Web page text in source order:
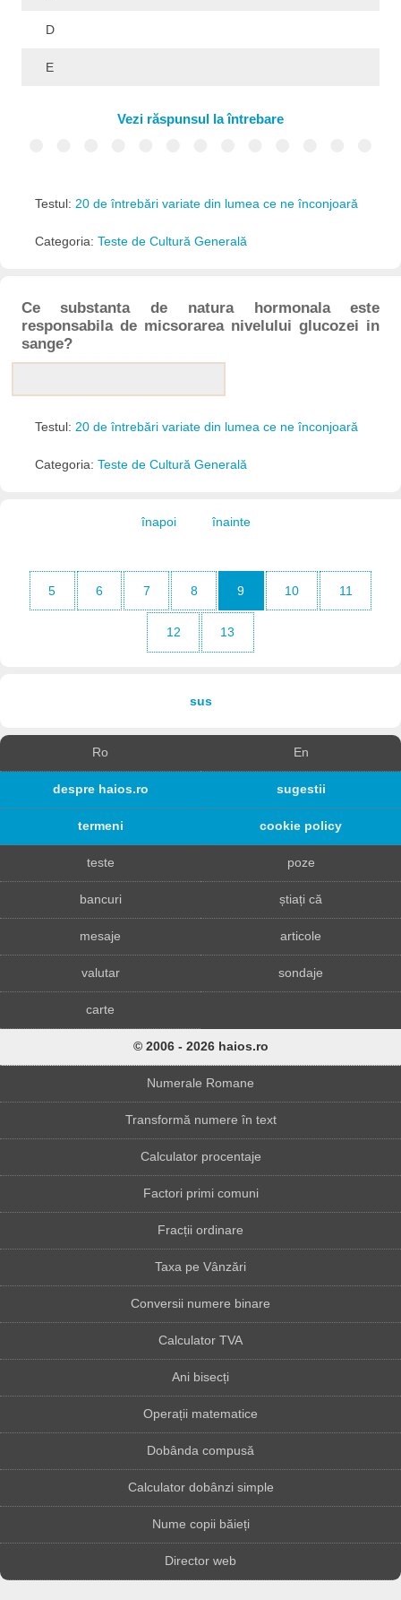
D
E
Vezi răspunsul la întrebare
Testul: 20 de întrebări variate din lumea ce ne înconjoară
Categoria: Teste de Cultură Generală
Ce substanta de natura hormonala este
responsabila de micsorarea nivelului glucozei in
sange?
Testul: 20 de întrebări variate din lumea ce ne înconjoară
Categoria: Teste de Cultură Generală
înapoi înainte
5 6 7 8 9 10 11
12 13
sus
Ro En
despre haios.ro sugestii
termeni cookie policy
teste poze
bancuri știați că
mesaje articole
valutar sondaje
carte
© 2006 - 2026 haios.ro
Numerale Romane
Transformă numere în text
Calculator procentaje
Factori primi comuni
Fracții ordinare
Taxa pe Vânzări
Conversii numere binare
Calculator TVA
Ani bisecți
Operații matematice
Dobânda compusă
Calculator dobânzi simple
Nume copii băieți
Director web